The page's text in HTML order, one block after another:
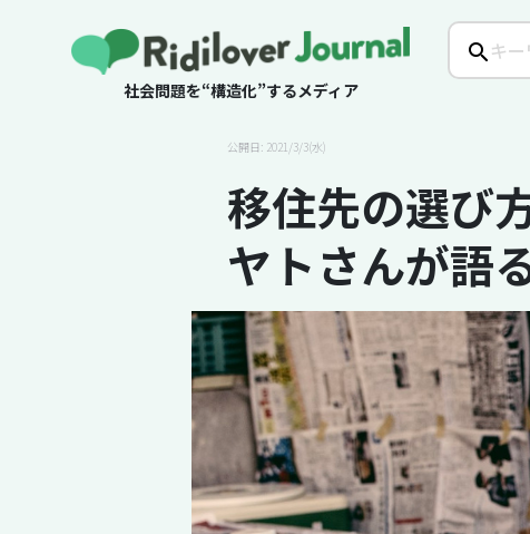
社会問題を“構造化”するメディア
公開日: 2021/3/3(水)
移住先の選び
ヤトさんが語